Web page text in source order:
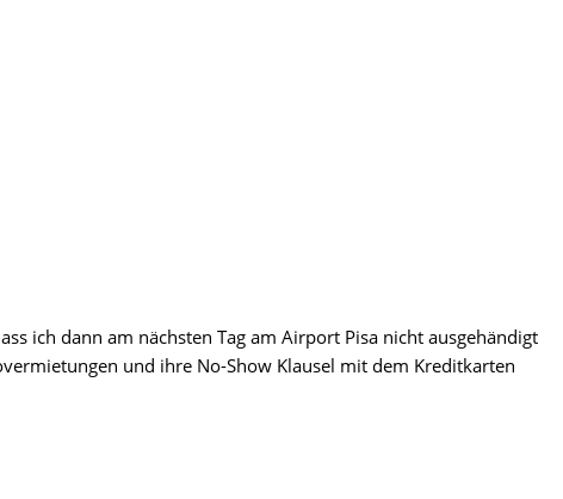
ich dann am nächsten Tag am Airport Pisa nicht ausgehändigt
und ihre No-Show Klausel mit dem Kreditkarten